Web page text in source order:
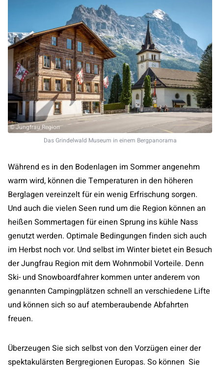
© Jungfrau Region
Das Grindelwald Museum in einem Bergpanorama
Während es in den Bodenlagen im Sommer angenehm
warm wird, können die Temperaturen in den höheren
Berglagen vereinzelt für ein wenig Erfrischung sorgen.
Und auch die vielen Seen rund um die Region können an
heißen Sommertagen für einen Sprung ins kühle Nass
genutzt werden. Optimale Bedingungen finden sich auch
im Herbst noch vor. Und selbst im Winter bietet ein Besuch
der Jungfrau Region mit dem Wohnmobil Vorteile. Denn
Ski- und Snowboardfahrer kommen unter anderem von
genannten Campingplätzen schnell an verschiedene Lifte
und können sich so auf atemberaubende Abfahrten
freuen.
Überzeugen Sie sich selbst von den Vorzügen einer der
spektakulärsten Bergregionen Europas. So können Sie